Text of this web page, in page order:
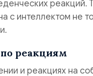
реакций.
с интеллектом не
реакциям
и реакциях на